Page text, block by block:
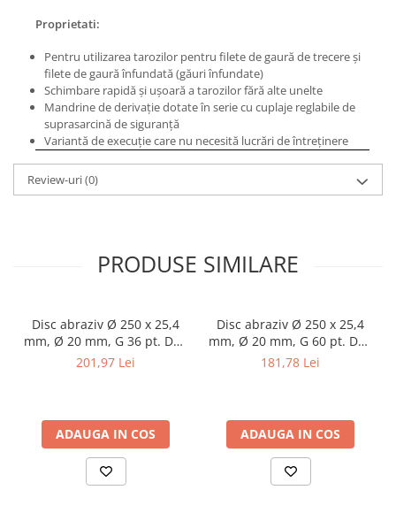
Masini de lustruit
Masini de rectificat plan
Masini de rectificat plan
Masini de rectificat rotund
Masini de satinat
Masini de slefuit cu banda
Masini de slefuit cutite de gravat
Masini universale de ascutit
Polizoare de banc
Masini electrice de filetat
Exhaustor pentru aschii metal
Masini de gaurit cu talpa
Proprietati:
Pentru utilizarea tarozilor pentru filete de gaură de trecere şi
filete de gaură înfundată (găuri înfundate)
Schimbare rapidă şi uşoară a tarozilor fără alte unelte
Mandrine de derivaţie dotate în serie cu cuplaje reglabile de
suprasarcină de siguranţă
Variantă de execuţie care nu necesită lucrări de întreţinere
Review-uri(0)
PRODUSE SIMILARE
Disc abraziv Ø 250 x 25,4
mm, Ø 20 mm, G 36 pt. DSA
250
201,97 Lei
ADAUGA IN COS
Disc abraziv Ø 250 x 25,4
mm, Ø 20 mm, G 60 pt. DSA
250
181,78 Lei
ADAUGA IN COS